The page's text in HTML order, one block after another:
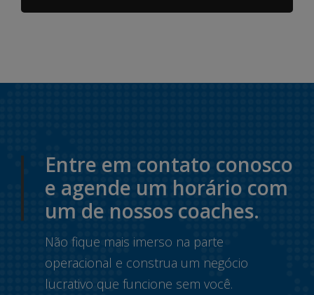
Entre em contato conosco
e agende um horário com
um de nossos coaches.
Não fique mais imerso na parte
operacional e construa um negócio
lucrativo que funcione sem você.